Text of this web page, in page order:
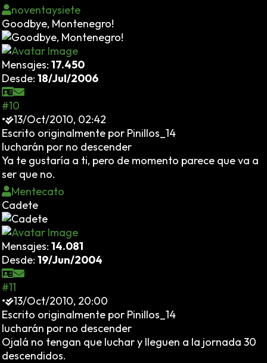
noventaysiete
Goodbye, Montenegro!
Mensajes: 17.450
Desde: 18/Jul/2006
#10
•
13/Oct/2010, 02:42
Escrito originalmente por Pinillos_14
lucharán por no descender
Ya te gustaría a ti, pero de momento parece que va a
ser que no.
Mentecato
Cadete
Mensajes: 14.081
Desde: 19/Jun/2004
#11
•
13/Oct/2010, 20:00
Escrito originalmente por Pinillos_14
lucharán por no descender
Ojalá no tengan que luchar y lleguen a la jornada 30
descendidos.